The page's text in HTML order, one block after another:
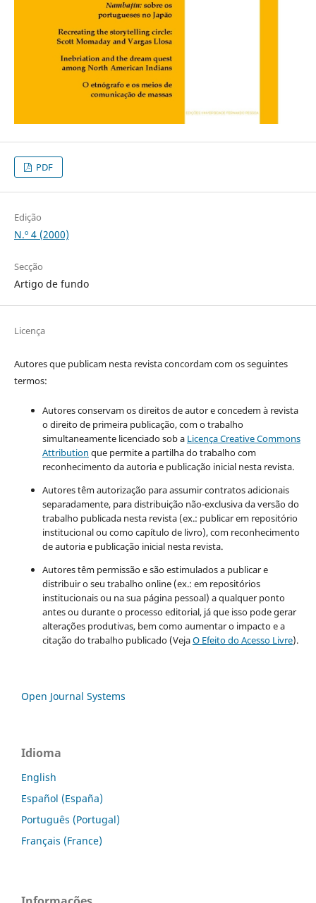
PDF
Edição
N.º 4 (2000)
Secção
Artigo de fundo
Licença
Autores que publicam nesta revista concordam com os seguintes
termos:
Autores conservam os direitos de autor e concedem à revista
o direito de primeira publicação, com o trabalho
simultaneamente licenciado sob a Licença Creative Commons
Attribution que permite a partilha do trabalho com
reconhecimento da autoria e publicação inicial nesta revista.
Autores têm autorização para assumir contratos adicionais
separadamente, para distribuição não-exclusiva da versão do
trabalho publicada nesta revista (ex.: publicar em repositório
institucional ou como capítulo de livro), com reconhecimento
de autoria e publicação inicial nesta revista.
Autores têm permissão e são estimulados a publicar e
distribuir o seu trabalho online (ex.: em repositórios
institucionais ou na sua página pessoal) a qualquer ponto
antes ou durante o processo editorial, já que isso pode gerar
alterações produtivas, bem como aumentar o impacto e a
citação do trabalho publicado (VejaO Efeito do Acesso Livre).
Open Journal Systems
Idioma
English
Español (España)
Português (Portugal)
Français (France)